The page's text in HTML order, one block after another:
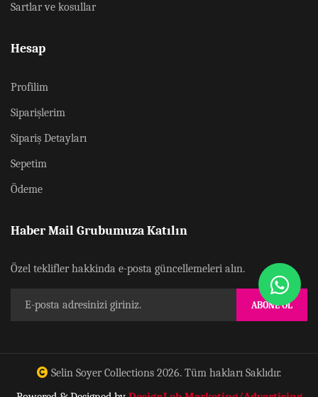
Sartlar ve kosullar
Hesap
Profilim
Siparişlerim
Sipariş Detayları
Sepetim
Ödeme
Haber Mail Grubumuza Katılın
Özel teklifler hakkinda e-posta güncellemeleri alın.
ABONE OL
Selin Soyer Collections 2026. Tüm hakları Saklıdır.